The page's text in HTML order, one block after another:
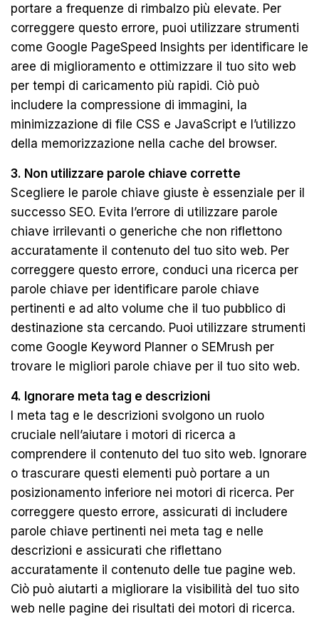
portare a frequenze di rimbalzo più elevate. Per
correggere questo errore, puoi utilizzare strumenti
come Google PageSpeed ​​Insights per identificare le
aree di miglioramento e ottimizzare il tuo sito web
per tempi di caricamento più rapidi. Ciò può
includere la compressione di immagini, la
minimizzazione di file CSS e JavaScript e l’utilizzo
della memorizzazione nella cache del browser.
3. Non utilizzare parole chiave corrette
Scegliere le parole chiave giuste è essenziale per il
successo SEO. Evita l’errore di utilizzare parole
chiave irrilevanti o generiche che non riflettono
accuratamente il contenuto del tuo sito web. Per
correggere questo errore, conduci una ricerca per
parole chiave per identificare parole chiave
pertinenti e ad alto volume che il tuo pubblico di
destinazione sta cercando. Puoi utilizzare strumenti
come Google Keyword Planner o SEMrush per
trovare le migliori parole chiave per il tuo sito web.
4. Ignorare meta tag e descrizioni
I meta tag e le descrizioni svolgono un ruolo
cruciale nell’aiutare i motori di ricerca a
comprendere il contenuto del tuo sito web. Ignorare
o trascurare questi elementi può portare a un
posizionamento inferiore nei motori di ricerca. Per
correggere questo errore, assicurati di includere
parole chiave pertinenti nei meta tag e nelle
descrizioni e assicurati che riflettano
accuratamente il contenuto delle tue pagine web.
Ciò può aiutarti a migliorare la visibilità del tuo sito
web nelle pagine dei risultati dei motori di ricerca.